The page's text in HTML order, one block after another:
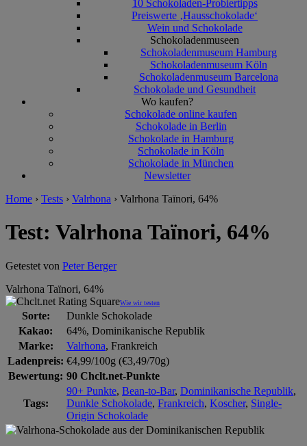
10 Schokoladen-Probiertipps
Preiswerte ‚Hausschokolade‘
Wein und Schokolade
Schokoladenmuseen
Schokoladenmuseum Hamburg
Schokoladenmuseum Köln
Schokoladenmuseum Barcelona
Schokolade und Gesundheit
Wo kaufen?
Schokolade online kaufen
Schokolade in Berlin
Schokolade in Hamburg
Schokolade in Köln
Schokolade in München
Newsletter
Home › Tests › Valrhona › Valrhona Taïnori, 64%
Test: Valrhona Taïnori, 64%
Getestet von Peter Berger
Valrhona Taïnori, 64%
Wie wir testen
Sorte:
Dunkle Schokolade
Kakao:
64%, Dominikanische Republik
Marke:
Valrhona, Frankreich
Ladenpreis: €4,99/100g (€3,49/70g)
Bewertung: 90 Chclt.net-Punkte
Tags:
90+ Punkte, Bean-to-Bar, Dominikanische Republik,
Dunkle Schokolade, Frankreich, Koscher, Single-
Origin Schokolade